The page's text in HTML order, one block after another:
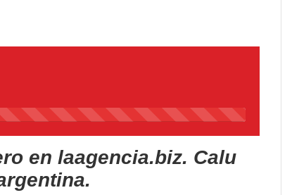
45%
en laagencia.biz. Calu